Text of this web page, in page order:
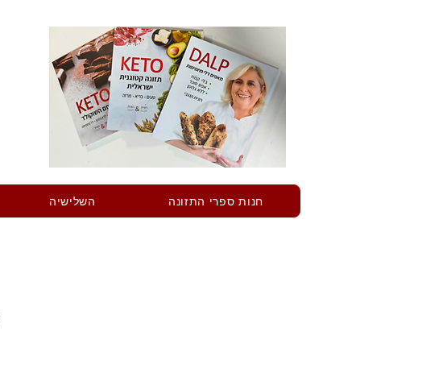
חנות ספרי התזונה השלישיה